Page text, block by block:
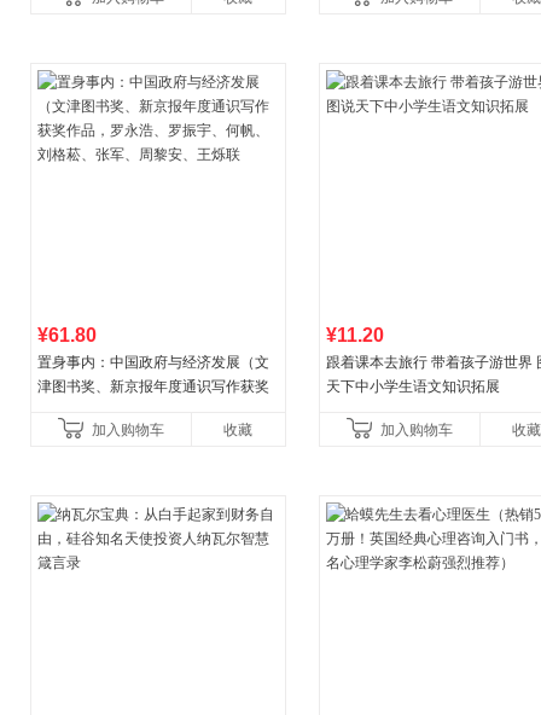
¥61.80
置身事内：中国政府与经济发展（文
津图书奖、新京报年度通识写作获奖
菘、张军、周黎安、王烁联
加入购物车 收藏
¥11.20
跟着课本去旅行 带着孩子游世界
天下中小学生语文知识拓展
加入购物车 收藏